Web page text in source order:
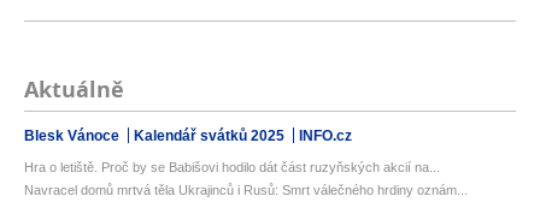
Aktuálně
Blesk Vánoce Kalendář svátků 2025 INFO.cz
Hra o letiště. Proč by se Babišovi hodilo dát část ruzyňských akcií na...
Navracel domů mrtvá těla Ukrajinců i Rusů: Smrt válečného hrdiny oznám...